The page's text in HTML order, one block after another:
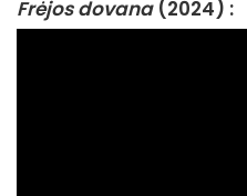
Frėjos dovana(2024) :